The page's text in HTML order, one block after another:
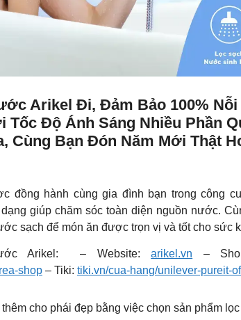
Arikel Đi, Đảm Bảo 100% Nỗi
Tốc Độ Ánh Sáng Nhiều Phần
Cùng Bạn Đón Năm Mới Thật
đồng hành cùng gia đình bạn trong công
giúp chăm sóc toàn diện nguồn nước.
sạch để món ăn được trọn vị và tốt cho sức
Arikel: – Website:arikel.vn –
shop – Tiki: tiki.vn/cua-hang/unilever-pureit-
thêm cho phái đẹp bằng việc chọn sản phẩm